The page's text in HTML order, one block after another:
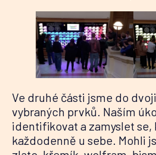
Ve druhé části jsme do
vybraných prvků. Naším
identifikovat a zamyslet
každodenně u sebe. Mohli